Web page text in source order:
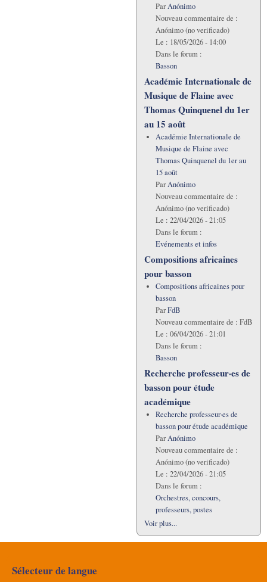
ParAnónimo
Nouveau commentaire de :
Anónimo (no verificado)
Le : 18/05/2026 - 14:00
Dans le forum :
Basson
Académie Internationale de
Musique de Flaine avec
Thomas Quinquenel du 1er
au 15 août
Académie Internationale de
Musique de Flaine avec
Thomas Quinquenel du 1er au
15 août
ParAnónimo
Nouveau commentaire de :
Anónimo (no verificado)
Le : 22/04/2026 - 21:05
Dans le forum :
Evénements et infos
Compositions africaines
pour basson
Compositions africaines pour
basson
ParFdB
Nouveau commentaire de : FdB
Le : 06/04/2026 - 21:01
Dans le forum :
Basson
Recherche professeur·es de
basson pour étude
académique
Recherche professeur·es de
basson pour étude académique
ParAnónimo
Nouveau commentaire de :
Anónimo (no verificado)
Le : 22/04/2026 - 21:05
Dans le forum :
Orchestres, concours,
professeurs, postes
Voir plus...
Sélecteur de langue